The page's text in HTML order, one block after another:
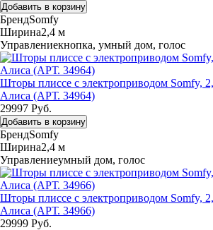
Добавить в корзину
БрендSomfy
Ширина2,4 м
Управлениекнопка, умный дом, голос
Шторы плиссе с электроприводом Somfy,
Алиса (АРТ. 34964)
29997 Руб.
Добавить в корзину
БрендSomfy
Ширина2,4 м
Управлениеумный дом, голос
Шторы плиссе с электроприводом Somfy,
Алиса (АРТ. 34966)
29999 Руб.